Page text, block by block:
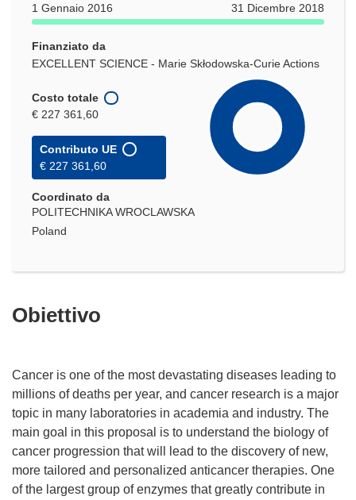
1 Gennaio 2016
31 Dicembre 2018
Finanziato da
EXCELLENT SCIENCE - Marie Skłodowska-Curie Actions
Costo totale
€ 227 361,60
Contributo UE
€ 227 361,60
Coordinato da
POLITECHNIKA WROCLAWSKA
Poland
Obiettivo
Cancer is one of the most devastating diseases leading to
millions of deaths per year, and cancer research is a major
topic in many laboratories in academia and industry. The
main goal in this proposal is to understand the biology of
cancer progression that will lead to the discovery of new,
more tailored and personalized anticancer therapies. One
of the largest group of enzymes that greatly contribute in